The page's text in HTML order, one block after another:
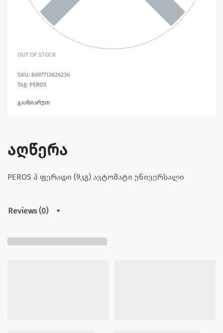
OUT OF STOCK
8697713826236
Tag: PEROS
გააზიარეთ
აღწერა
PEROS პ ფერადი (9კგ) ავტომატი უნივერსალი
Reviews (0)